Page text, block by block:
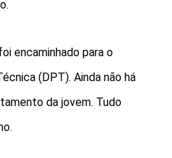
encaminhado para o
(DPT). Ainda não há
da jovem. Tudo